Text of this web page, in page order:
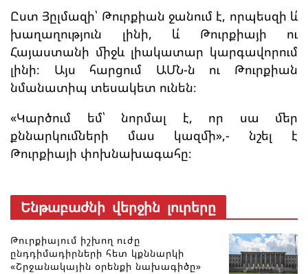
Ըստ Յըլմազի՝ Թուրքիան ջանում է, որպեսզի և՛
խաղաղություն լինի, և՛ Թուրքիայի ու
Հայաստանի միջև լիակատար կարգավորում
լինի։ Այս հարցում ԱՄՆ-ն ու Թուրքիան
նմանատիպ տեսակետ ունեն։
«Կարծում եմ՝ նորմալ է, որ սա մեր
քննարկումների մաս կազմի»,- նշել է
Թուրքիայի փոխնախագահը։
Ենթաբաժնի վերջին լուրերը
Թուրքիայում իշխող ուժը
ընդդիմադիրների հետ կքննարկի
«Շրջանակային օրենքի նախագիծը»